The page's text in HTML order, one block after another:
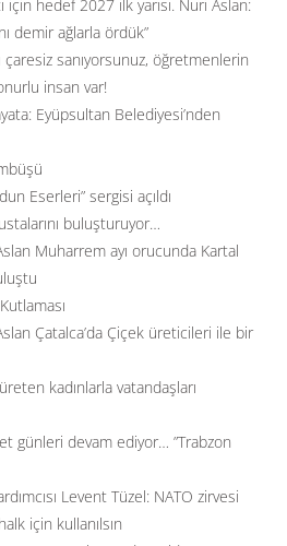
için hedef 2027 ilk yarısı. Nuri Aslan:
demir ağlarla ördük”
çaresiz sanıyorsunuz, öğretmenlerin
insan var!
Eyüpsultan Belediyesi’nden
Eserleri” sergisi açıldı
buluşturuyor…
Muharrem ayı orucunda Kartal
Çatalca’da Çiçek üreticileri ile bir
kadınlarla vatandaşları
günleri devam ediyor… ”Trabzon
Levent Tüzel: NATO zirvesi
için kullanılsın